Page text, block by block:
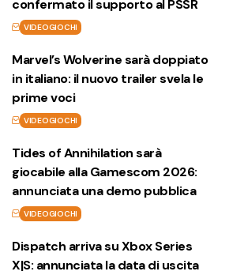
confermato il supporto al PSSR
VIDEOGIOCHI
Marvel’s Wolverine sarà doppiato
in italiano: il nuovo trailer svela le
prime voci
VIDEOGIOCHI
Tides of Annihilation sarà
giocabile alla Gamescom 2026:
annunciata una demo pubblica
VIDEOGIOCHI
Dispatch arriva su Xbox Series
X|S: annunciata la data di uscita